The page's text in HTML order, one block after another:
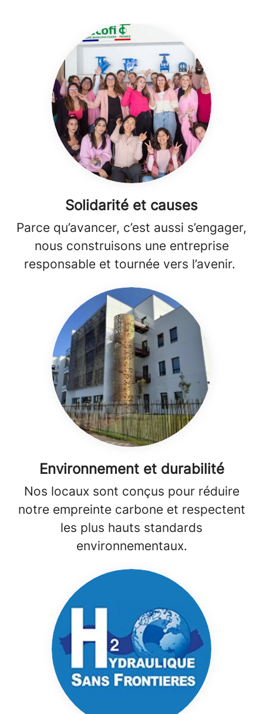
Solidarité et causes
Parce qu’avancer, c’est aussi s’engager,
nous construisons une entreprise
responsable et tournée vers l’avenir.
Environnement et durabilité
Nos locaux sont conçus pour réduire
notre empreinte carbone et respectent
les plus hauts standards
environnementaux.